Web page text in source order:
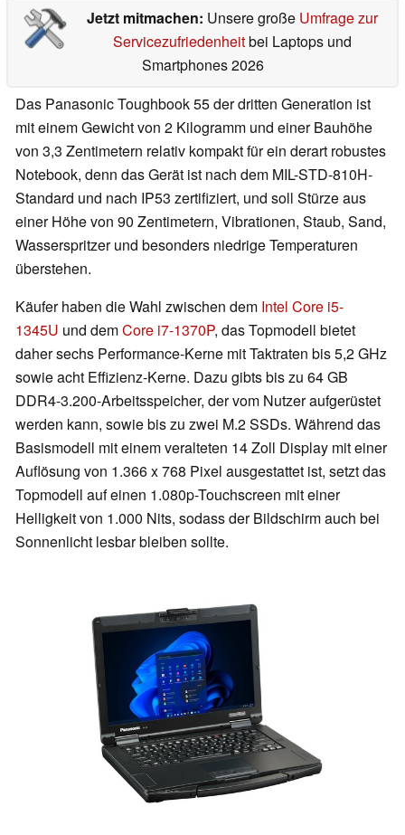
Jetzt mitmachen: Unsere große Umfrage zur
Servicezufriedenheitbei Laptops und
Smartphones 2026
Das Panasonic Toughbook 55 der dritten Generation ist
mit einem Gewicht von 2 Kilogramm und einer Bauhöhe
von 3,3 Zentimetern relativ kompakt für ein derart robustes
Notebook, denn das Gerät ist nach dem MIL-STD-810H-
Standard und nach IP53 zertifiziert, und soll Stürze aus
einer Höhe von 90 Zentimetern, Vibrationen, Staub, Sand,
Wasserspritzer und besonders niedrige Temperaturen
überstehen.
Käufer haben die Wahl zwischen dem Intel Core i5-
1345U und demCore i7-1370P, das Topmodell bietet
daher sechs Performance-Kerne mit Taktraten bis 5,2 GHz
sowie acht Effizienz-Kerne. Dazu gibts bis zu 64 GB
DDR4-3.200-Arbeitsspeicher, der vom Nutzer aufgerüstet
werden kann, sowie bis zu zwei M.2 SSDs. Während das
Basismodell mit einem veralteten 14 Zoll Display mit einer
Auflösung von 1.366 x 768 Pixel ausgestattet ist, setzt das
Topmodell auf einen 1.080p-Touchscreen mit einer
Helligkeit von 1.000 Nits, sodass der Bildschirm auch bei
Sonnenlicht lesbar bleiben sollte.